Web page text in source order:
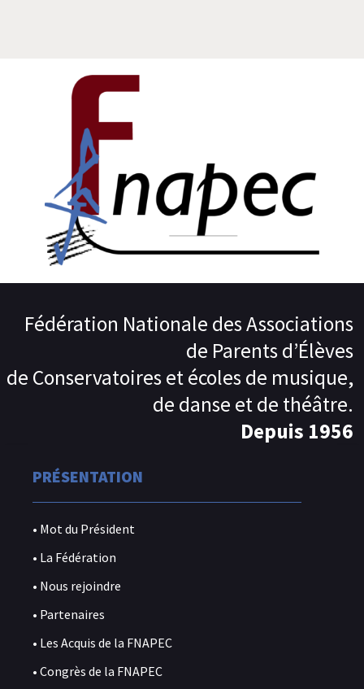
Fédération Nationale des Associations
de Parents d’Élèves
de Conservatoires et écoles de musique,
de danse et de théâtre.
Depuis 1956
PRÉSENTATION
• Mot du Président
• La Fédération
• Nous rejoindre
• Partenaires
• Les Acquis de la FNAPEC
• Congrès de la FNAPEC